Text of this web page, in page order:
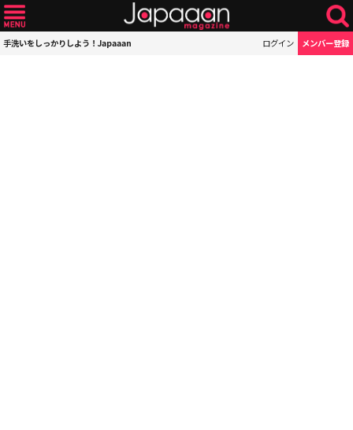
手洗いをしっかりしよう！Japaaan ログイン メンバー登録